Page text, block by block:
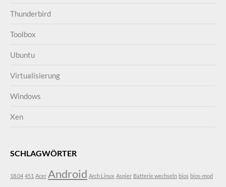
Thunderbird
Toolbox
Ubuntu
Virtualisierung
Windows
Xen
SCHLAGWÖRTER
18.04 451 Acer Android Arch Linux Aspier Batterie wechseln bios bios-mod